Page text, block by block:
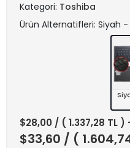
Kategori: Toshiba
Ürün Alternatifleri: Siyah -
$28,00 / ( 1.337,28 TL )
$33,60 / (